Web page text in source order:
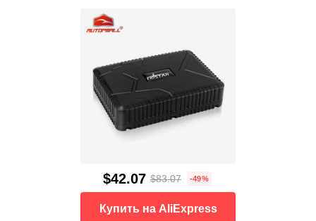
$42.07 $83.07 -49%
Купить на AliExpress